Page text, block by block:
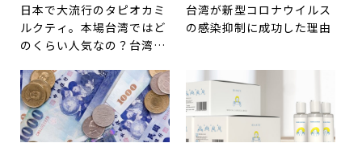
日本で大流行のタピオカミ
ルクティ。本場台湾ではど
のくらい人気なの？台湾で
クも紹介。
台湾が新型コロナウイルス
の感染抑制に成功した理由